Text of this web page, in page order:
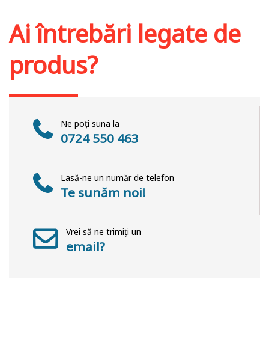
Ai întrebări legate de
produs?
Ne poți suna la
0724 550 463
Lasă-ne un număr de telefon
Te sunăm noi!
Vrei să ne trimiți un
email?